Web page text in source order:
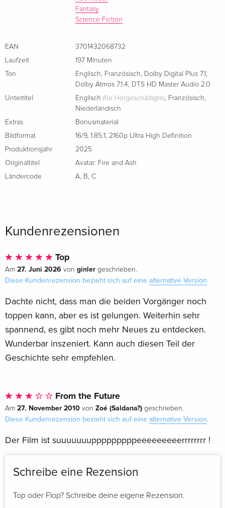
Fantasy
Science Fiction
EAN
3701432068732
Laufzeit
197 Minuten
Ton
Englisch, Französisch, Dolby Digital Plus 7.1,
Dolby Atmos 7.1.4, DTS HD Master Audio 2.0
Untertitel
Englisch (für Hörgeschädigte), Französisch,
Niederländisch
Extras
Bonusmaterial
Bildformat
16/9, 1.85:1, 2160p Ultra High Definition
Produktionsjahr
2025
Originaltitel
Avatar: Fire and Ash
Ländercode
A, B, C
Kundenrezensionen
Top
Am 27. Juni 2026 von ginler geschrieben.
Diese Kundenrezension bezieht sich auf eine alternative Version.
Dachte nicht, dass man die beiden Vorgänger noch
toppen kann, aber es ist gelungen. Weiterhin sehr
spannend, es gibt noch mehr Neues zu entdecken.
Wunderbar inszeniert. Kann auch diesen Teil der
Geschichte sehr empfehlen.
From the Future
Am 27. November 2010 von Zoé (Saldana?) geschrieben.
Diese Kundenrezension bezieht sich auf eine alternative Version.
Der Film ist suuuuuuupppppppppeeeeeeeeerrrrrrrr !
Schreibe eine Rezension
Top oder Flop? Schreibe deine eigene Rezension.